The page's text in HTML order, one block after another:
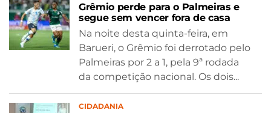
Grêmio perde para o Palmeiras e
segue sem vencer fora de casa
Na noite desta quinta-feira, em
Barueri, o Grêmio foi derrotado pelo
Palmeiras por 2 a 1, pela 9ª rodada
da competição nacional. Os dois...
CIDADANIA